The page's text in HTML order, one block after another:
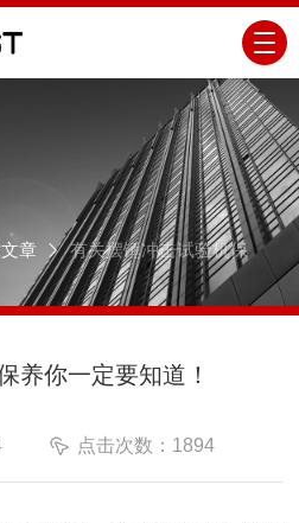
章
有关摆锤冲击试验机保
养你一定要知道！
点击次数：1894